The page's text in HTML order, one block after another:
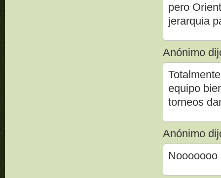
pero
jerarquia
Anónimo
equipo
torneos
Anónimo